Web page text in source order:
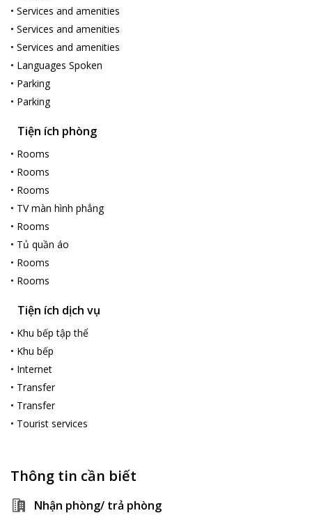
• Services and amenities
• Services and amenities
• Services and amenities
• Languages Spoken
• Parking
• Parking
Tiện ích phòng
• Rooms
• Rooms
• Rooms
• TV màn hình phẳng
• Rooms
• Tủ quần áo
• Rooms
• Rooms
Tiện ích dịch vụ
• Khu bếp tập thể
• Khu bếp
• Internet
• Transfer
• Transfer
• Tourist services
Thông tin cần biết
Nhận phòng/ trả phòng